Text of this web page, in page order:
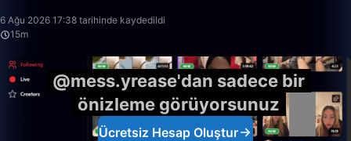
6 Ağu 2026 17:38 tarihinde kaydedildi
15m
@mess.yrease'dan sadece bir
önizleme görüyorsunuz
Ücretsiz Hesap Oluştur